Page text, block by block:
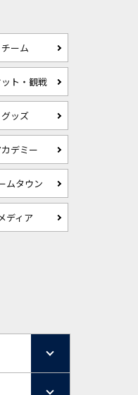
チーム
ト・観戦
グッズ
デミー
ムタウン
ディア